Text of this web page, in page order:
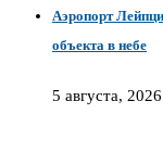
Аэропорт
объекта в небе
5 августа, 2026